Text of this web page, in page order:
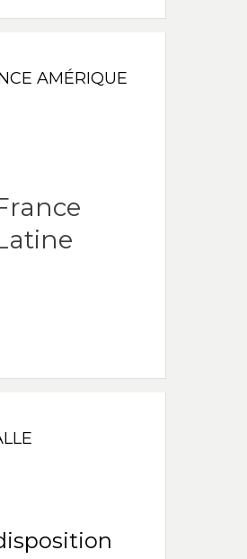
AMÉRIQUE